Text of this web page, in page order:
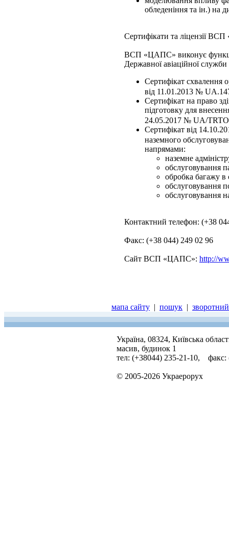
обледеніння та ін.) на
Сертифікати та ліцензії
ВСП «ЦАПС» виконує функції
Державної авіаційної
Сертифікат схвалення
від 11.01.2013 №
Сертифікат на право
підготовку для
24.05.2017 № UA/TRTO-
Сертифікат від
наземного
напрямами:
наземне
обслуговування
обробка багажу в
обслуговування
обслуговування
Контактний телефон: (+38
Факс: (+38 044) 249 02 96
Сайт ВСП «ЦАПС»: http://
мапа сайту | пошук |
Україна, 08324, Київська
масив, будинок 1
тел: (+38044) 235-21-10, факс:
© 2005-2026 Украерорух